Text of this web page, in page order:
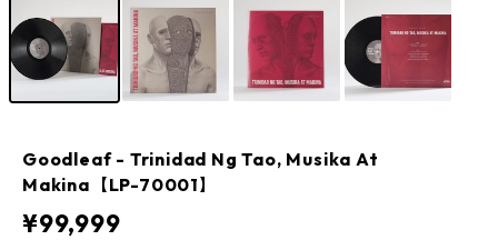
Goodleaf - Trinidad Ng Tao, Musika At
Makina【LP-70001】
¥99,999